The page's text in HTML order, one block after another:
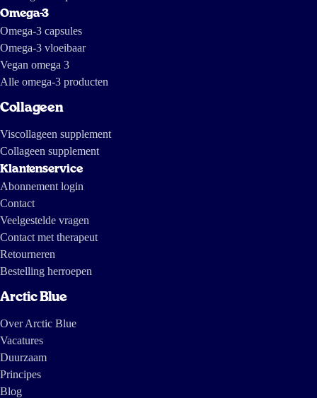
Omega-3
Omega-3 capsules
Omega-3 vloeibaar
Vegan omega 3
Alle omega-3 producten
Collageen
Viscollageen supplement
Collageen supplement
Klantenservice
Abonnement login
Contact
Veelgestelde vragen
Contact met therapeut
Retourneren
Bestelling herroepen
Arctic Blue
Over Arctic Blue
Vacatures
Duurzaam
Principes
Blog